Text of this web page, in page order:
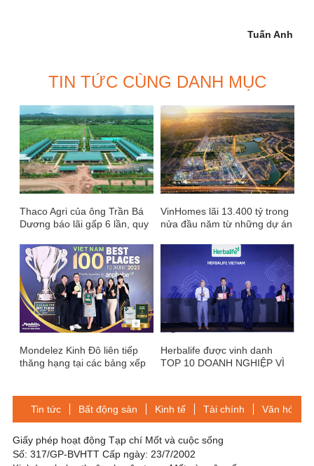
Tuấn Anh
TIN TỨC CÙNG DANH MỤC
Thaco Agri của ông Trần Bá
Dương báo lãi gấp 6 lần, quy
đồng
VinHomes lãi 13.400 tỷ trong
nửa đầu năm từ những dự án
Mondelez Kinh Đô liên tiếp
thăng hạng tại các bảng xếp
Herbalife được vinh danh
TOP 10 DOANH NGHIỆP VÌ
Tin tức Bất động sản Kinh tế Tài chính Văn hóa-
Giấy phép hoạt động Tạp chí Mốt và cuộc sống
Số: 317/GP-BVHTT Cấp ngày: 23/7/2002